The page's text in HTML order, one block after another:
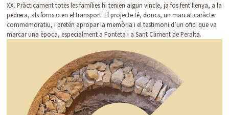
XX. Pràcticament totes les famílies hi tenien algun vincle, ja fos fent llenya, a la
pedrera, als forns o en el transport. El projecte té, doncs, un marcat caràcter
commemoratiu, i pretén apropar la memòria i el testimoni d’un ofici que va
marcar una època, especialment a Fonteta i a Sant Climent de Peralta.